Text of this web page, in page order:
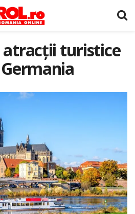
atracții turistice